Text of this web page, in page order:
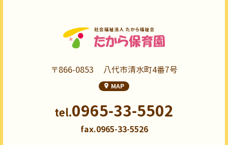
〒866-0853 八代市清水町4番7号
MAP
tel.0965-33-5502
fax.0965-33-5526